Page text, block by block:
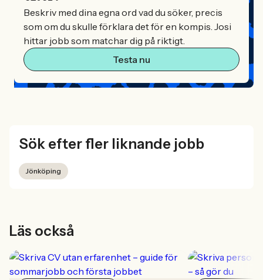
Beskriv med dina egna ord vad du söker, precis
som om du skulle förklara det för en kompis. Josi
hittar jobb som matchar dig på riktigt.
Testa nu
Sök efter fler liknande jobb
Jönköping
Läs också